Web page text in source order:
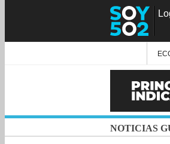
NOTICIAS